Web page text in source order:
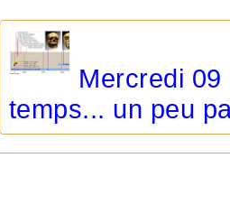
Mercredi
temps... un peu